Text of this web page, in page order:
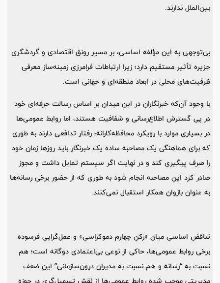
بین‌الملل ندارند.
بی‌توجهی به این مؤلفه اساسی، بر مسیر رونق اقتصادی و گردشگری
جزیره تأثیر مستقیم دارد؛ زیرا ارتباطات فرامرزی زمینه‌ساز معرفی
ظرفیت‌های محلی در ابعاد منطقه‌ای و جهانی است.
با وجود آن‌که خبرنگاران در این میدان بر اساس رسالت حرفه‌ای خود
در پی گسترش اطلاع‌رسانی و شفافیت‌ هستند، اما روابط عمومی‌ها
در بسیاری موارد با رویکرد محافظه‌کارانه؛ رفتار تدافعی دارند به طوری
که برای هماهنگی یک مصاحبه ساده یک خبرنگار باید روزها زمان خود
را صرف پیگیری کند و در نهایت اگر سیستم تمایل داشت و مجوز
صادر کرد این مصاحبه انجام شود به طوری که از حضور برخی رسانه‌ها
به‌ عنوان بازوان همکار استقبال نمی‌کنند.
تناقض اساسی میان «رکن چهارم دموکراسی» و عمل‌گرایی فرسوده
برخی روابط عمومی‌ها، حاکی از نوعی بی‌اعتمادی دوگانه است؛ هم
نسبت به “رسانه و هم نسبت به مدیران درون‌سازمانی” این ضعف